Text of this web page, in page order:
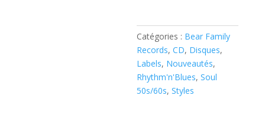
-
Rocks
(CD)
BCD17775
Catégories : Bear Family
Records,CD, Disques,
Labels, Nouveautés,
Rhythm'n'Blues,Soul
50s/60s,Styles